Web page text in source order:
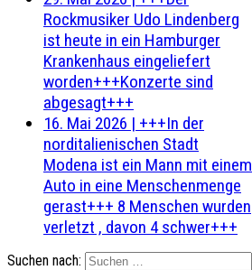
Rockmusiker Udo Lindenberg
ist heute in ein Hamburger
Krankenhaus eingeliefert
worden+++Konzerte sind
abgesagt+++
16. Mai 2026 | +++In der
norditalienischen Stadt
Modena ist ein Mann mit einem
Auto in eine Menschenmenge
gerast+++ 8 Menschen wurden
verletzt , davon 4 schwer+++
Suchen nach: